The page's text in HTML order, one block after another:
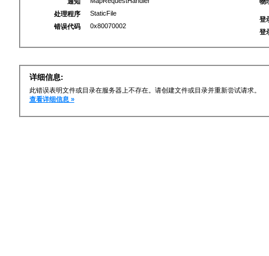
处理程序
StaticFile
错误代码
0x80070002
登
登
详细信息:
此错误表明文件或目录在服务器上不存在。请创建文件或目录并重新尝试请求。
查看详细信息 »